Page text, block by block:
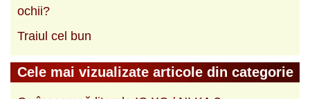
ochii?
Traiul cel bun
Cele mai vizualizate articole din categorie